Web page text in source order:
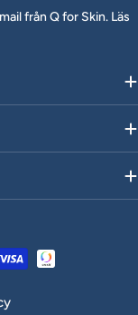
från Q for Skin. Läs